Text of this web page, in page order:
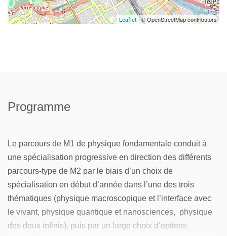
Leaflet | © OpenStreetMap contributors
Programme
Le parcours de M1 de physique fondamentale conduit à
une spécialisation progressive en direction des différents
parcours-type de M2 par le biais d’un choix de
spécialisation en début d’année dans l’une des trois
thématiques (physique macroscopique et l’interface avec
le vivant, physique quantique et nanosciences, physique
des deux infinis), puis par un large choix d’options